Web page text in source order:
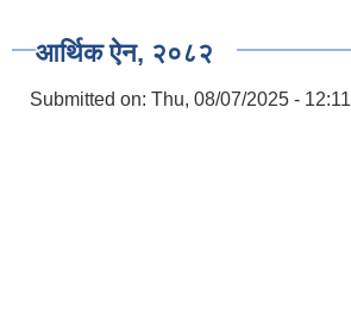
आर्थिक ऐन, २०८२
Submitted on: Thu, 08/07/2025 - 12:11